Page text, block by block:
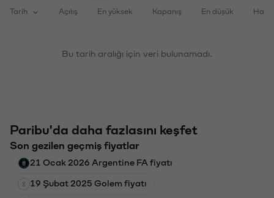
Tarih Açılış En yüksek Kapanış En düşük
Bu tarih aralığı için veri bulunamadı.
Paribu'da daha fazlasını keşfet
Son gezilen geçmiş fiyatlar
21 Ocak 2026 Argentine FA fiyatı
19 Şubat 2025 Golem fiyatı